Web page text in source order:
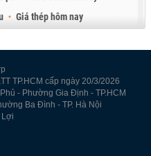
Giá thép hôm nay
TP.HCM cấp ngày 20/3/2026
- Phường Gia Định - TP.HCM
Ba Đình - TP. Hà Nội
Lợi